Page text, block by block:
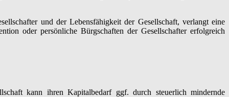
und der Lebensfähigkeit der Gesellschaft, verlangt eine
oder persönliche Bürgschaften der Gesellschafter erfolgreich
kann ihren Kapitalbedarf ggf. durch steuerlich mindernde